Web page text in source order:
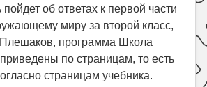
пойдет об ответах к первой части
миру за второй класс,
Плешаков, программа Школа
по страницам, то есть
страницам учебника.